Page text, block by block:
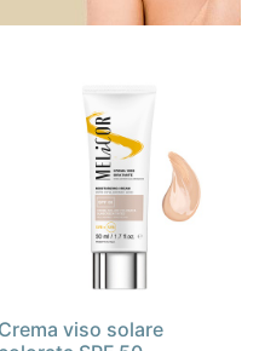
Сrema viso solare